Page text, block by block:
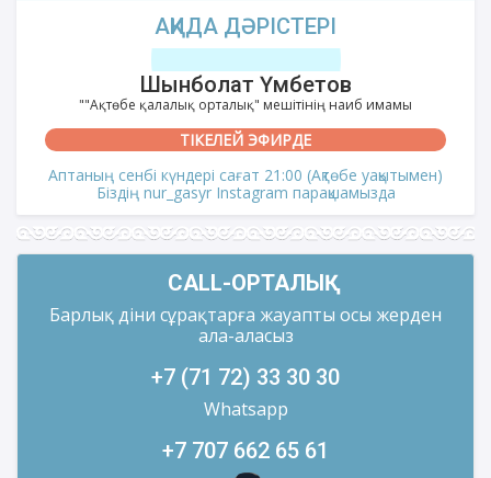
АҚИДА ДӘРІСТЕРІ
Шынболат Үмбетов
""Ақтөбе қалалық орталық" мешітінің наиб имамы
ТІКЕЛЕЙ ЭФИРДЕ
Аптаның сенбі күндері сағат 21:00 (Ақтөбе уақытымен)
Біздің nur_gasyr Instagram парақшамызда
CALL-ОРТАЛЫҚ
Барлық діни сұрақтарға жауапты осы жерден
ала-аласыз
+7 (71 72) 33 30 30
Whatsapp
+7 707 662 65 61